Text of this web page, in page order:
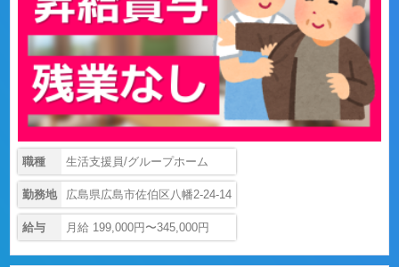
職種 生活支援員/グループホーム
勤務地 広島県広島市佐伯区八幡2-24-14
給与 月給 199,000円〜345,000円